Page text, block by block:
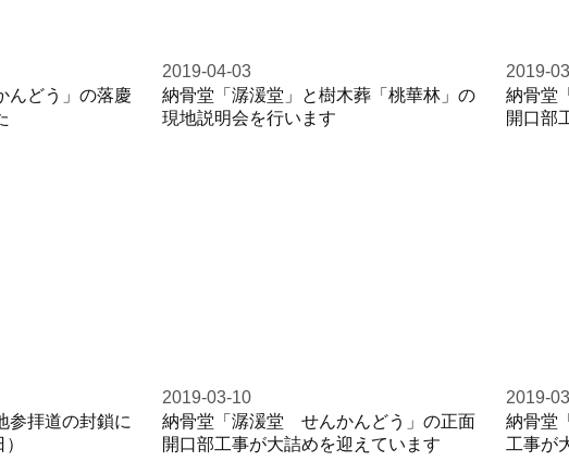
どう」の落慶
2019-04-03
納骨堂「潺湲堂」と樹木葬「桃華林」の
現地説明会を行います
2019-
納骨堂
開口部
参拝道の封鎖に
2019-03-10
納骨堂「潺湲堂 せんかんどう」の正面
開口部工事が大詰めを迎えています
2019-
納骨堂
工事が